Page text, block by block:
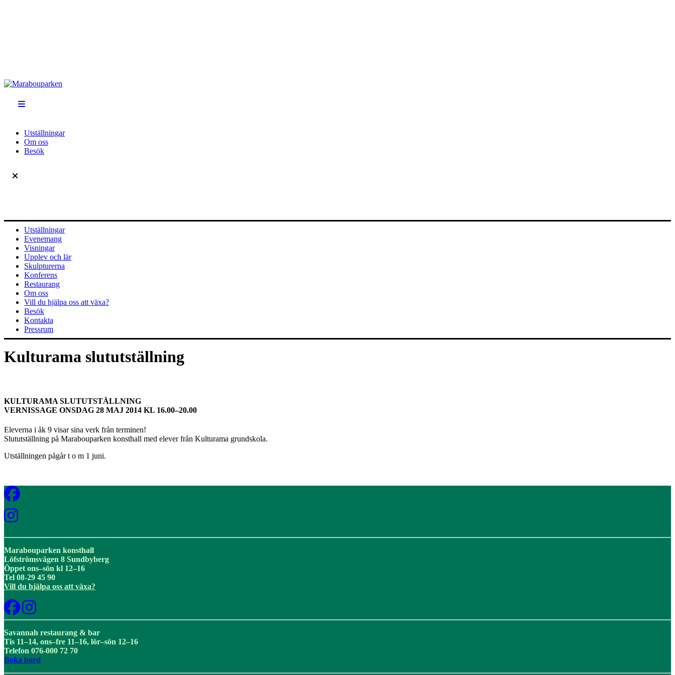
Utställningar
Om oss
Besök
Utställningar
Evenemang
Visningar
Upplev och lär
Skulpturerna
Konferens
Restaurang
Om oss
Vill du hjälpa oss att växa?
Besök
Kontakta
Pressrum
Kulturama slututställning
KULTURAMA SLUTUTSTÄLLNING
VERNISSAGE ONSDAG 28 MAJ 2014 KL 16.00–20.00
Eleverna i åk 9 visar sina verk från terminen!
Slututställning på Marabouparken konsthall med elever från Kulturama grundskola.
Utställningen pågår t o m 1 juni.
Marabouparken konsthall
Löfströmsvägen 8 Sundbyberg
Öppet ons–sön kl 12–16
Tel 08-29 45 90
Vill du hjälpa oss att växa?
Savannah restaurang & bar
Tis 11–14, ons–fre 11–16, lör–sön 12–16
Telefon 076-000 72 70
Boka bord